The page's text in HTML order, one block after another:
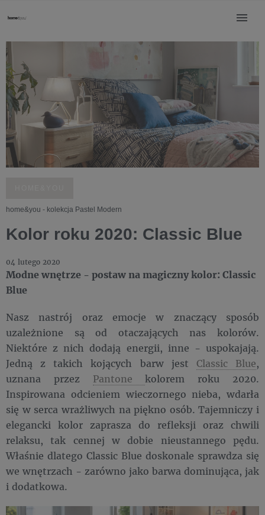
home&you - kolekcja Pastel Modern
Kolor roku 2020: Classic Blue
04 lutego 2020
Modne wnętrze - postaw na magiczny kolor: Classic
Blue
Nasz nastrój oraz emocje w znaczący sposób
uzależnione są od otaczających nas kolorów.
Niektóre z nich dodają energii, inne - uspokajają.
Jedną z takich kojących barw jest Classic Blue,
uznana przez Pantonekolorem roku 2020.
Inspirowana odcieniem wieczornego nieba, wdarła
się w serca wrażliwych na piękno osób. Tajemniczy i
elegancki kolor zaprasza do refleksji oraz chwili
relaksu, tak cennej w dobie nieustannego pędu.
Właśnie dlatego Classic Blue doskonale sprawdza się
we wnętrzach - zarówno jako barwa dominująca, jak
i dodatkowa.